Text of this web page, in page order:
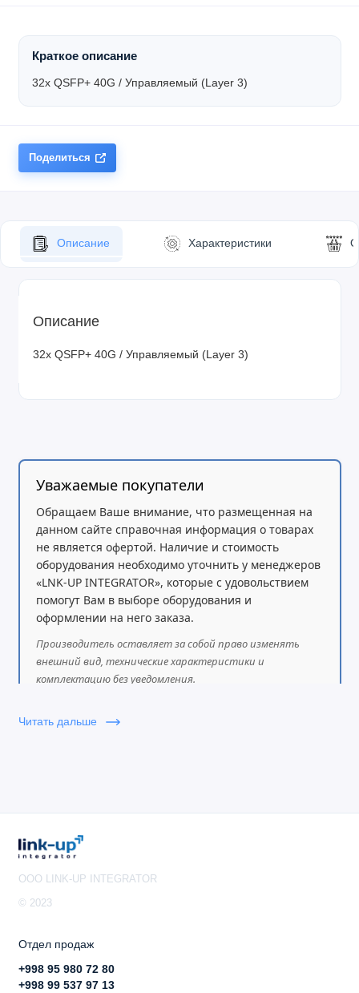
Краткое описание
32x QSFP+ 40G / Управляемый (Layer 3)
Поделиться
Описание Характеристики
Описание
32x QSFP+ 40G / Управляемый (Layer 3)
Уважаемые покупатели
Обращаем Ваше внимание, что размещенная на
данном сайте справочная информация о товарах
не является офертой. Наличие и стоимость
оборудования необходимо уточнить у менеджеров
«LNK-UP INTEGRATOR», которые с удовольствием
помогут Вам в выборе оборудования и
оформлении на него заказа.
Производитель оставляет за собой право изменять
внешний вид, технические характеристики и
комплектацию без уведомления.
Читать дальше
OOO LINK-UP INTEGRATOR
© 2023
Отдел продаж
+998 95 980 72 80
+998 99 537 97 13